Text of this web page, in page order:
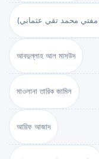
আবদুল্লাহ আল মাসউদ
মাওলানা তারিক জামিল
আরিফ আজাদ